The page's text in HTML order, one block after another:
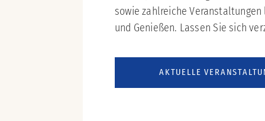
sowie zahlreiche
und Genießen. Lassen Sie sich
AKTUELLE